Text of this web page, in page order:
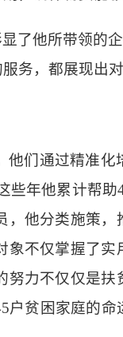
了他所带领的
服务，都展现出
们通过精准
些年他累计帮助
他分类施策
不仅掌握了
力不仅仅是
贫困家庭的